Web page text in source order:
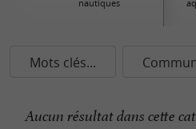
nautiques
Mots clés...
Aucun résultat dans cette